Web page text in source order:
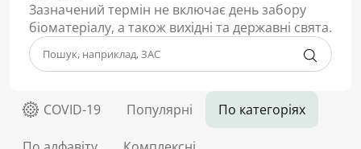
Зазначений термін не включає день забору
біоматеріалу, а також вихідні та державні свята.
COVID-19 Популярні По категоріях